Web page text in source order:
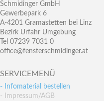
Schmidinger GmbH
Gewerbepark 6
A-4201 Gramastetten bei Linz
Bezirk Urfahr Umgebung
Tel 07239 7031 0
office@fensterschmidinger.at
SERVICEMENÜ
- Infomaterial bestellen
- Impressum/AGB